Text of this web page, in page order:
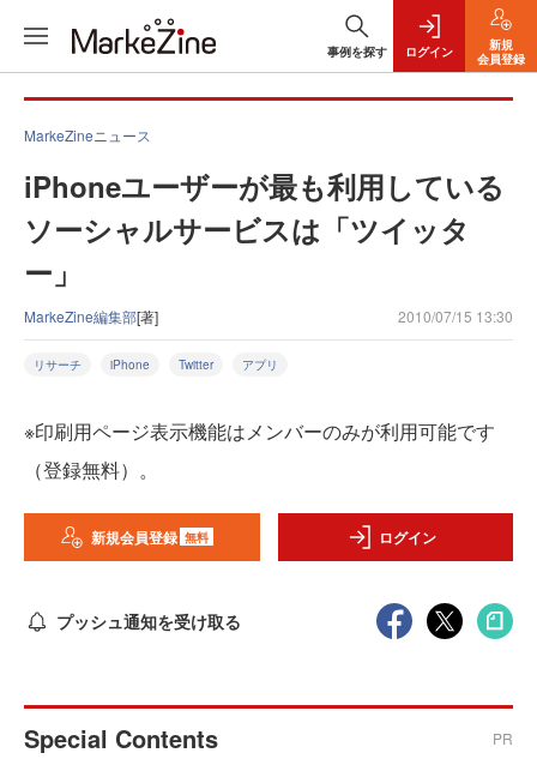
事例を探す ログイン
新規
会員登録
MarkeZineニュース
iPhoneユーザーが最も利用している
ソーシャルサービスは「ツイッタ
ー」
MarkeZine編集部[著] 2010/07/15 13:30
リサーチ iPhone Twitter アプリ
※印刷用ページ表示機能はメンバーのみが利用可能です
（登録無料）。
新規会員登録 無料 ログイン
プッシュ通知を受け取る
Special Contents PR